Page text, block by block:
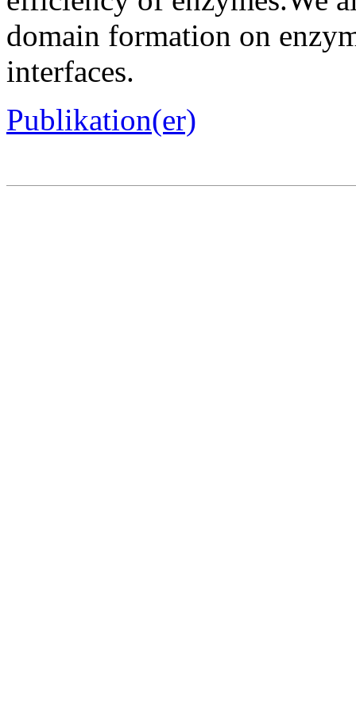
domain formation on
interfaces.
Publikation(er)